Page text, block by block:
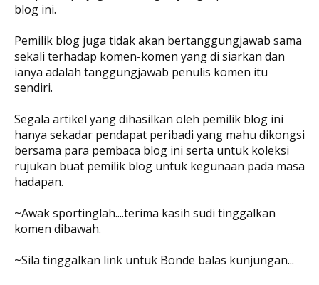
blog ini.
Pemilik blog juga tidak akan bertanggungjawab sama
sekali terhadap komen-komen yang di siarkan dan
ianya adalah tanggungjawab penulis komen itu
sendiri.
Segala artikel yang dihasilkan oleh pemilik blog ini
hanya sekadar pendapat peribadi yang mahu dikongsi
bersama para pembaca blog ini serta untuk koleksi
rujukan buat pemilik blog untuk kegunaan pada masa
hadapan.
~Awak sportinglah....terima kasih sudi tinggalkan
komen dibawah.
~Sila tinggalkan link untuk Bonde balas kunjungan...